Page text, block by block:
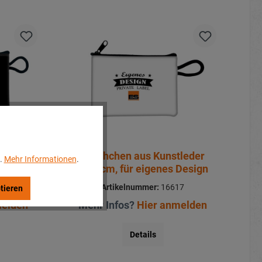
Täschchen aus Kunstleder
11x8cm, für eigenes Design
Artikelnummer: 16617
Mehr Infos? Hier anmelden
Details
Mehr Informationen.